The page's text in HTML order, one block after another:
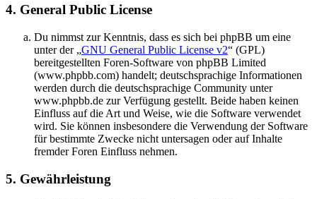
4. General Public License
Du nimmst zur Kenntnis, dass es sich bei phpBB um eine
unter der „GNU General Public License v2“ (GPL)
bereitgestellten Foren-Software von phpBB Limited
(www.phpbb.com) handelt; deutschsprachige Informationen
werden durch die deutschsprachige Community unter
www.phpbb.de zur Verfügung gestellt. Beide haben keinen
Einfluss auf die Art und Weise, wie die Software verwendet
wird. Sie können insbesondere die Verwendung der Software
für bestimmte Zwecke nicht untersagen oder auf Inhalte
fremder Foren Einfluss nehmen.
5. Gewährleistung